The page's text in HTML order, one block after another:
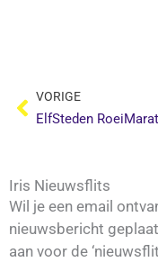
Vorige
VORIGE
Iris Nieuwsflits
Wil je een email
nieuwsbericht
aan voor de